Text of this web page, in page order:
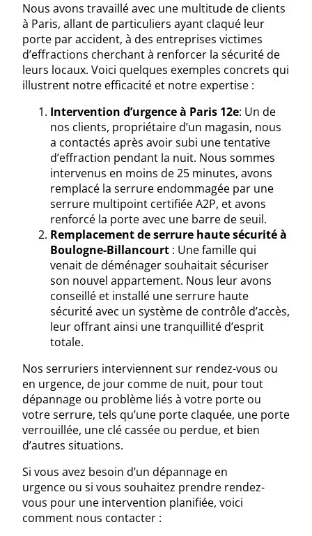
Nous avons travaillé avec une multitude de clients
à Paris, allant de particuliers ayant claqué leur
porte par accident, à des entreprises victimes
d’effractions cherchant à renforcer la sécurité de
leurs locaux. Voici quelques exemples concrets qui
illustrent notre efficacité et notre expertise :
Intervention d’urgence à Paris 12e: Un de
nos clients, propriétaire d’un magasin, nous
a contactés après avoir subi une tentative
d’effraction pendant la nuit. Nous sommes
intervenus en moins de 25 minutes, avons
remplacé la serrure endommagée par une
serrure multipoint certifiée A2P, et avons
renforcé la porte avec une barre de seuil.
Remplacement de serrure haute sécurité à
Boulogne-Billancourt : Une famille qui
venait de déménager souhaitait sécuriser
son nouvel appartement. Nous leur avons
conseillé et installé une serrure haute
sécurité avec un système de contrôle d’accès,
leur offrant ainsi une tranquillité d’esprit
totale.
Nos serruriers interviennent sur rendez-vous ou
en urgence, de jour comme de nuit, pour tout
dépannage ou problème liés à votre porte ou
votre serrure, tels qu’une porte claquée, une porte
verrouillée, une clé cassée ou perdue, et bien
d’autres situations.
Si vous avez besoin d’un dépannage en
urgence ou si vous souhaitez prendre rendez-
vous pour une intervention planifiée, voici
comment nous contacter :